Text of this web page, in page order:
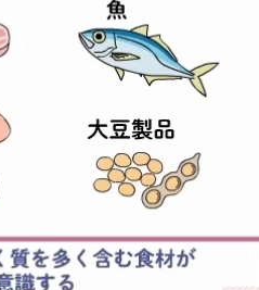
材・研修教材
ルティング
験・検定試験